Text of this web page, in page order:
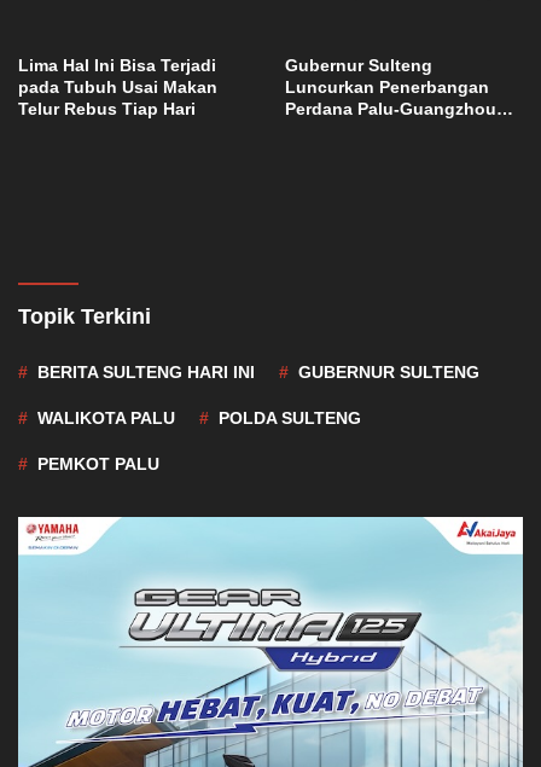
Lima Hal Ini Bisa Terjadi
pada Tubuh Usai Makan
Telur Rebus Tiap Hari
Gubernur Sulteng
Luncurkan Penerbangan
Perdana Palu-Guangzhou
Topik Terkini
BERITA SULTENG HARI INI GUBERNUR SULTENG
WALIKOTA PALU POLDA SULTENG
PEMKOT PALU